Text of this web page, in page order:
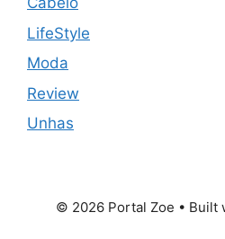
LifeStyle
Moda
Review
Unhas
© 2026 Portal Zoe • Built